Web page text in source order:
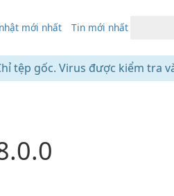
mới nhất Tin mới nhất
tệp gốc. Virus được kiểm tra